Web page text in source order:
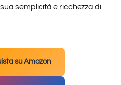
semplicità e ricchezza di
su Amazon